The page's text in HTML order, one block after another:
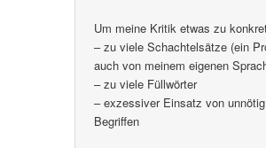
Um meine Kritik etwas zu
– zu viele Schachtelsätze (ein
auch von meinem eigenen
– zu viele Füllwörter
– exzessiver Einsatz von
Begriffen